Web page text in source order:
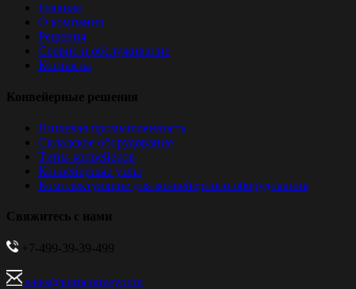
Главная
О компании
Решения
Сервис и обслуживание
Контакты
Конвейерные решения
Пищевая промышленность
Складское оборудование
Типы конвейеров
Конвейерные узлы
Комплектующие для конвейерного оборудования
Свяжитесь с нами
+7-499-39-39-499
sales@euroconveyor.ru